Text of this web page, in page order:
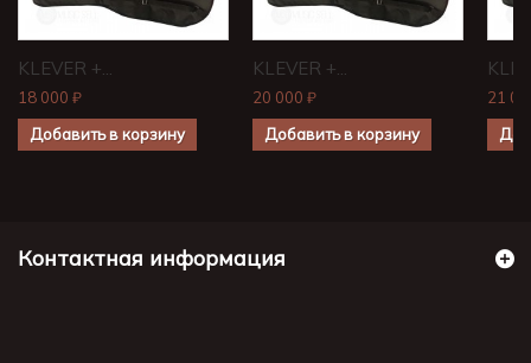
KLEVER +...
18 000 ₽
Добавить в корзину
KLEVER +...
20 000 ₽
Добавить в корзину
21
Контактная информация